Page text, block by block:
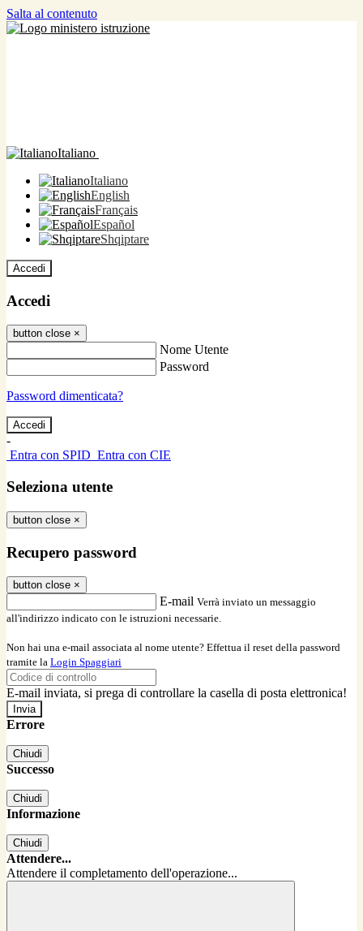
Salta al contenuto
Italiano
Italiano
English
Français
Español
Shqiptare
Accedi
Accedi
button close ×
Nome Utente
Password
Password dimenticata?
-
Entra con SPID Entra con CIE
Seleziona utente
button close ×
Recupero password
button close ×
E-mail Verrà inviato un messaggio
all'indirizzo indicato con le istruzioni necessarie.
Non hai una e-mail associata al nome utente? Effettua il reset della password
tramite la Login Spaggiari
E-mail inviata, si prega di controllare la casella di posta elettronica!
Errore
Chiudi
Successo
Chiudi
Informazione
Chiudi
Attendere...
Attendere il completamento dell'operazione...